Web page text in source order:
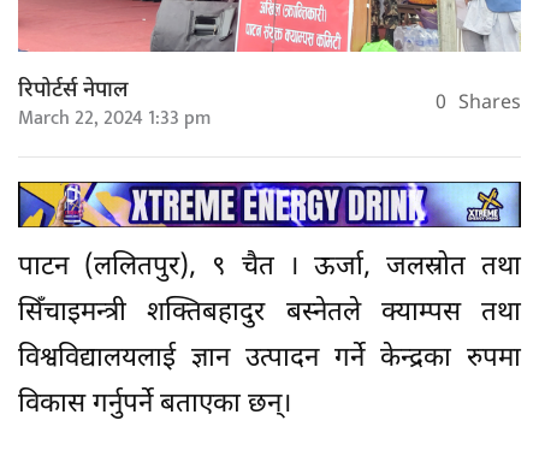
रिपोर्टर्स नेपाल
March 22, 2024 1:33 pm 0 Shares
पाटन (ललितपुर), ९ चैत । ऊर्जा, जलस्रोत तथा
सिँचाइमन्त्री शक्तिबहादुर बस्नेतले क्याम्पस तथा
विश्वविद्यालयलाई ज्ञान उत्पादन गर्ने केन्द्रका रुपमा
विकास गर्नुपर्ने बताएका छन्।